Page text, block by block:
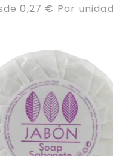
0,27 € Por unidad